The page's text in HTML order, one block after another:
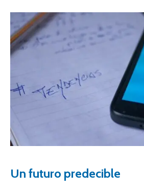
Un futuro predecible